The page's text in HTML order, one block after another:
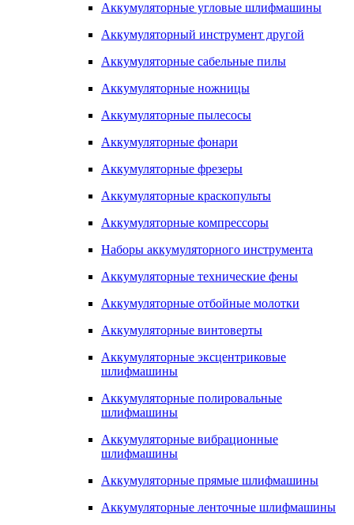
Аккумуляторные угловые шлифмашины
Аккумуляторный инструмент другой
Аккумуляторные сабельные пилы
Аккумуляторные ножницы
Аккумуляторные пылесосы
Аккумуляторные фонари
Аккумуляторные фрезеры
Аккумуляторные краскопульты
Аккумуляторные компрессоры
Наборы аккумуляторного инструмента
Аккумуляторные технические фены
Аккумуляторные отбойные молотки
Аккумуляторные винтоверты
Аккумуляторные эксцентриковые
шлифмашины
Аккумуляторные полировальные
шлифмашины
Аккумуляторные вибрационные
шлифмашины
Аккумуляторные прямые шлифмашины
Аккумуляторные ленточные шлифмашины